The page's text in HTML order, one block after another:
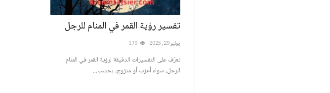
تفسير رؤية القمر في المنام للرجل
يوليو 29, 2025 179
تعرّف على التفسيرات الدقيقة لرؤية القمر في المنام
للرجل، سواء أعزب أو متزوج، بحسب...